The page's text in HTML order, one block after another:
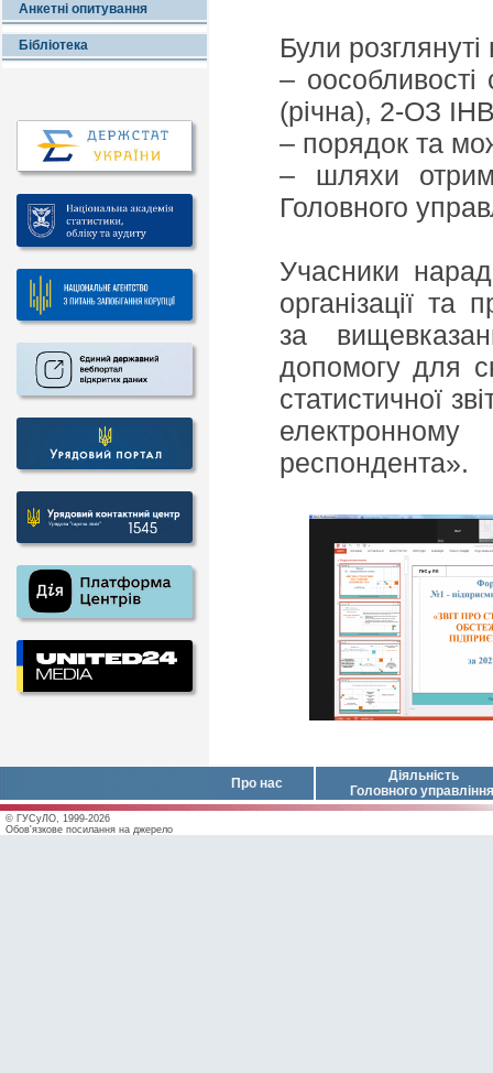
Анкетні опитування
Бібліотека
Були
–
(річна), 2-ОЗ
– порядок та
– шляхи
Головного
Учасники
організації
за
допомогу для
статистичної
респондента».
Про нас
Діяльність
Головного управління
© ГУСуЛО, 1999-2026
Обов'язкове посилання на джерело